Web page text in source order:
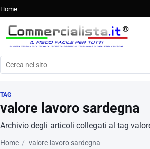
Home
Cerca nel sito
TAG
valore lavoro sardegna
Archivio degli articoli collegati al tag
Home valore lavoro sardegna